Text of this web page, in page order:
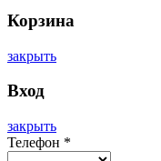
Корзина
закрыть
Вход
закрыть
Телефон *